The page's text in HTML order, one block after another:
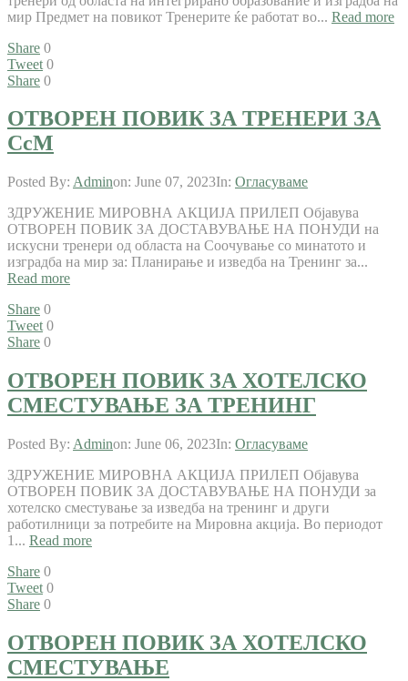
мир Предмет на повикот Тренерите ќе работат во... Read more
Share 0
Tweet 0
Share 0
ОТВОРЕН ПОВИК ЗА ТРЕНЕРИ ЗА
СсМ
Posted By: Adminon: June 07, 2023In: Огласуваме
ЗДРУЖЕНИЕ МИРОВНА АКЦИЈА ПРИЛЕП Објавува
ОТВОРЕН ПОВИК ЗА ДОСТАВУВАЊЕ НА ПОНУДИ на
искусни тренери од областа на Соочување со минатото и
изградба на мир за: Планирање и изведба на Тренинг за...
Read more
Share 0
Tweet 0
Share 0
ОТВОРЕН ПОВИК ЗА ХОТЕЛСКО
СМЕСТУВАЊЕ ЗА ТРЕНИНГ
Posted By: Adminon: June 06, 2023In: Огласуваме
ЗДРУЖЕНИЕ МИРОВНА АКЦИЈА ПРИЛЕП Објавува
ОТВОРЕН ПОВИК ЗА ДОСТАВУВАЊЕ НА ПОНУДИ за
хотелско сместување за изведба на тренинг и други
работилници за потребите на Мировна акција. Во периодот
1... Read more
Share 0
Tweet 0
Share 0
ОТВОРЕН ПОВИК ЗА ХОТЕЛСКО
СМЕСТУВАЊЕ